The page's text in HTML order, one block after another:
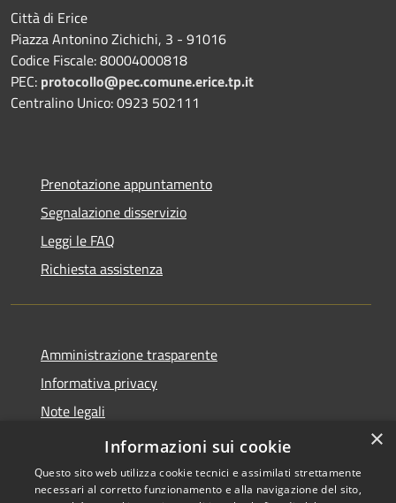
Città di Erice
Piazza Antonino Zichichi, 3 - 91016
Codice Fiscale: 80004000818
PEC: protocollo@pec.comune.erice.tp.it
Centralino Unico: 0923 502111
Prenotazione appuntamento
Segnalazione disservizio
Leggi le FAQ
Richiesta assistenza
Amministrazione trasparente
Informativa privacy
Note legali
Dichiarazione di accessibilità
×
Informazioni sui cookie
Questo sito web utilizza cookie tecnici e assimilati strettamente
necessari al corretto funzionamento e alla navigazione del sito,